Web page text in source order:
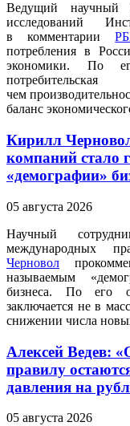
Ведущий научный
исследований
в комментарии
потребления в
экономики. По
чем
баланс
Кирилл
компаний стало
«демографии»
05 августа 2026
Научный
международных
Черновол
называемым
бизнеса. По его
заключается не в
снижении числа
Алексей Ведев:
правилу
давления на
05 августа 2026